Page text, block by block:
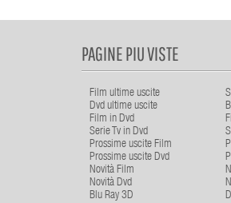
PAGINE PIU VISTE
Film ultime uscite
Dvd ultime uscite
Film in Dvd
Serie Tv in Dvd
Prossime uscite Film
Prossime uscite Dvd
Novità Film
Novità Dvd
Blu Ray 3D